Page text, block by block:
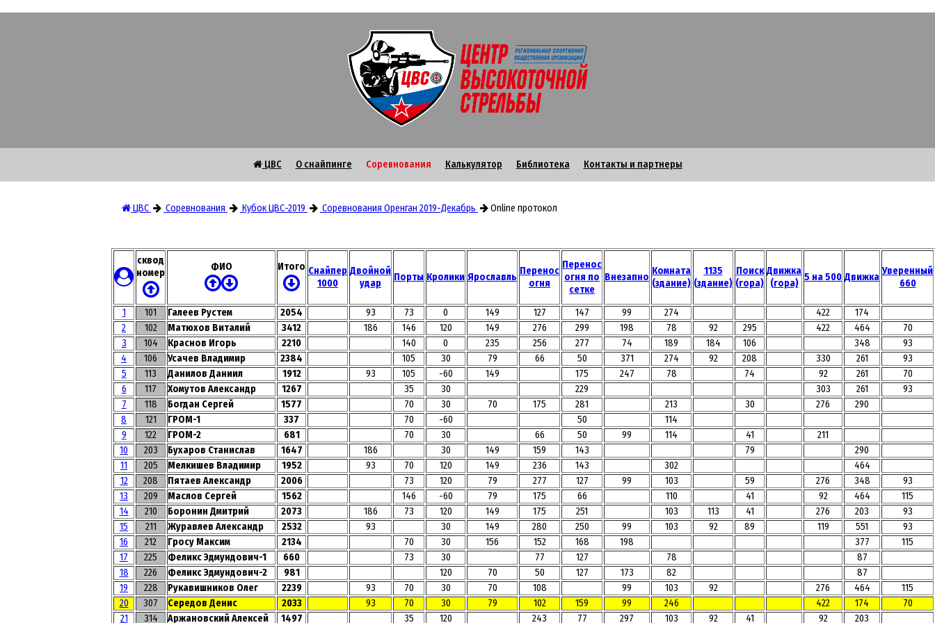
ЦВС О снайпинге Соревнования Калькулятор Библиотека Контакты и партнеры
ЦВС Соревнования Кубок ЦВС-2019 Соревнования Оренган 2019-Декабрь Online протокол
сквод
номер
ФИО Итого Снайпер
1000
Двойной
удар
Порты Кролики Ярославль
Перенос
огня
Перенос
огня по
сетке
Внезапно
Комната
(здание)
1135
(здание)
Поиск
(гора)
Движка
(гора)
5 на 500 Движка
Уверенный
660
1 101 Галеев Рустем 2054 93 73 0 149 127 147 99 274 422
174
2
102 Матюхов Виталий 3412 186 146 120 149 276 299 198 78 92 295 422 464
70
3
104 Краснов Игорь 2210 140 0 235 256 277 74 189 184 106 348
93
4
106 Усачев Владимир 2384 105 30 79 66 50 371 274 92 208 330 261
93
5
113 Данилов Даниил 1912 93 105 -60 149 175 247 78 74 92 261
70
6
117 Хомутов Александр 1267 35 30 229 303 261
93
7
118 Богдан Сергей 1577 70 30 70 175 281 213 30 276
290
8
121 ГРОМ-1 337 70 -60 50
114
9
122 ГРОМ-2 681 70 30 66 50 99 114 41
211
10
203 Бухаров Станислав 1647 186 30 149 159 143 79
290
11
205 Мелкишев Владимир 1952 93 70 120 149 236 143 302
464
12
208 Пятаев Александр 2006 73 120 79 277 127 99 103 59 276 348
93
13
209 Маслов Сергей 1562 146 -60 79 175 66 110 41 92 464
115
14
210 Боронин Дмитрий 2073 186 73 120 149 175 251 103 113 41 276 203
93
15
211 Журавлев Александр 2532 93 30 149 280 250 99 103 92 89 119 551
93
16
212 Гросу Максим 2134 70 30 156 152 168 198 377
115
17
225 Феликс Эдмундович-1 660 73 30 77 127 78
87
18
226 Феликс Эдмундович-2 981 120 70 50 127 173 82
87
19
228 Рукавишников Олег 2239 93 70 30 70 108 99 103 92 276 464
115
20
307 Середов Денис 2033 93 70 30 79 102 159 99 246 422 174
70
21
314 Аржановский Алексей 1497 35 120 243 77 297 103 92 41 92 203